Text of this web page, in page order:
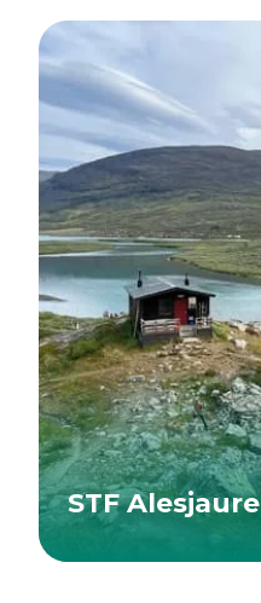
STF Alesjaure